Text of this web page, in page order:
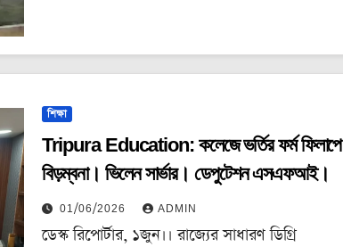
শিক্ষা
Tripura Education: কলেজে ভর্তির ফর্ম ফিলাপে
বিড়ম্বনা। ভিলেন সার্ভার। ডেপুটেশন এসএফআই।
01/06/2026 ADMIN
ডেস্ক রিপোর্টার, ১জুন।। রাজ্যের সাধারণ ডিগ্রি